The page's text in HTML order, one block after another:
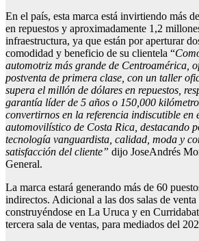
En el país, esta marca está invirtiendo más
en repuestos y aproximadamente 1,2
infraestructura, ya que están por aperturar
comodidad y beneficio de su clientela “
automotriz más grande de Centroamérica,
postventa de primera clase, con un taller
supera el millón de dólares en repuestos,
garantía líder de 5 años o 150,000
convertirnos en la referencia indiscutible en
automovilístico de Costa Rica, destacando
tecnología vanguardista, calidad, moda y
satisfacción del cliente” dijo JoseAndrés
General.
La marca estará generando más de 60
indirectos. Adicional a las dos salas de venta
construyéndose en La Uruca y en
tercera sala de ventas, para mediados del